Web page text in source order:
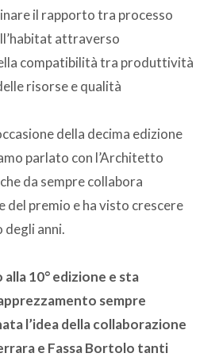
il rapporto tra processo
attraverso
compatibilità tra produttività
risorse e qualità
della decima edizione
parlato con l’Architetto
da sempre collabora
del premio e ha visto crescere
degli anni.
alla 10° edizione e sta
sempre
l’idea della collaborazione
e Fassa Bortolo tanti